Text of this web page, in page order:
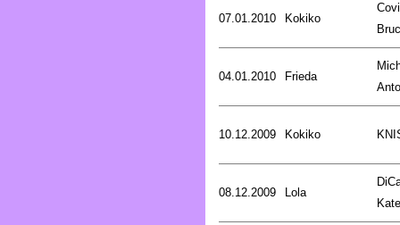
07.01.2010 Kokiko
04.01.2010 Frieda
10.12.2009 Kokiko
08.12.2009 Lola
Kate